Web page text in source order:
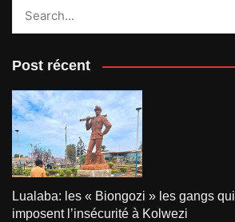
Post récent
Lualaba: les « Biongozi » les gangs qui
imposent l’insécurité à Kolwezi